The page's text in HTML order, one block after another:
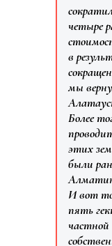
четыре
в
мы
Более
этих
были
И вот
пять
частной